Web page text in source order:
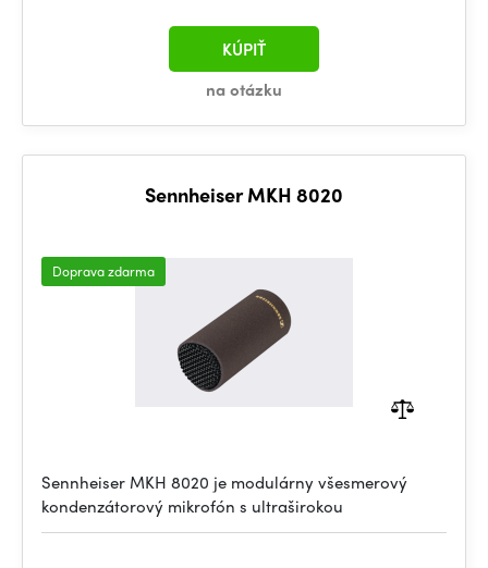
na otázku
KÚPIŤ
Sennheiser MKH 8020
Doprava zdarma
Sennheiser MKH 8020 je modulárny všesmerový
kondenzátorový mikrofón s ultraširokou